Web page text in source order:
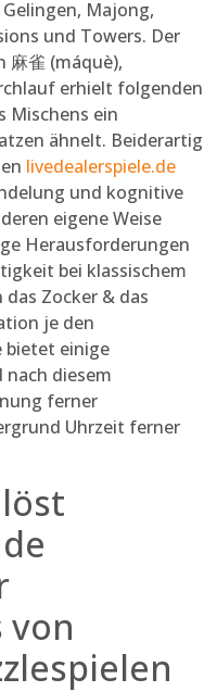
Majong,
und Towers. Der
雀 (máquè),
erhielt folgenden
Mischens ein
ähnelt. Beiderartig
livedealerspiele.de
und kognitive
eigene Weise
Herausforderungen
bei klassischem
Zocker & das
je den
bietet einige
diesem
ferner
Uhrzeit ferner
von